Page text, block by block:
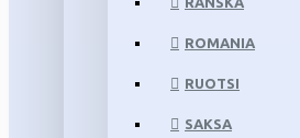
ROMANIA
RUOTSI
SAKSA